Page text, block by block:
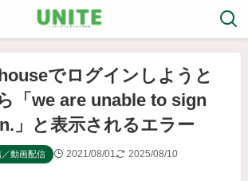
でログインしようと
「we are unable to sign
」と表示されるエラー
動画配信 2021/08/01 2025/08/10